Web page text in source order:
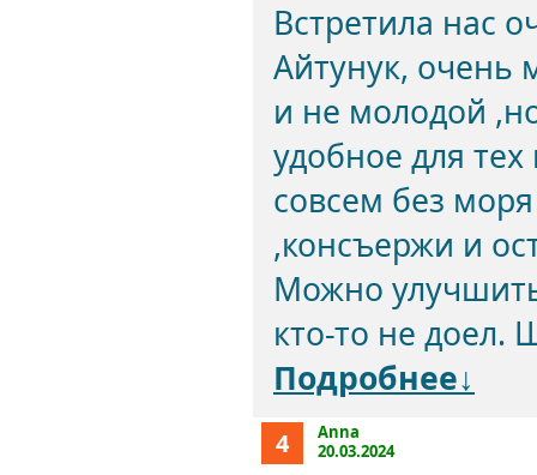
Встретила нас
Айтунук, очень
и не молодой
удобное для
совсем без
,консъержи и
Можно
кто-то не доел.
Подробнее↓
4
Anna
20.03.2024